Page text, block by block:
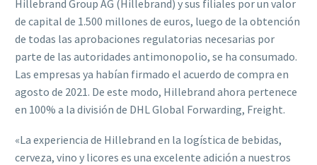
Hillebrand Group AG (Hillebrand) y sus filiales por un valor
de capital de 1.500 millones de euros, luego de la obtención
de todas las aprobaciones regulatorias necesarias por
parte de las autoridades antimonopolio, se ha consumado.
Las empresas ya habían firmado el acuerdo de compra en
agosto de 2021. De este modo, Hillebrand ahora pertenece
en 100% a la división de DHL Global Forwarding, Freight.
«La experiencia de Hillebrand en la logística de bebidas,
cerveza, vino y licores es una excelente adición a nuestros